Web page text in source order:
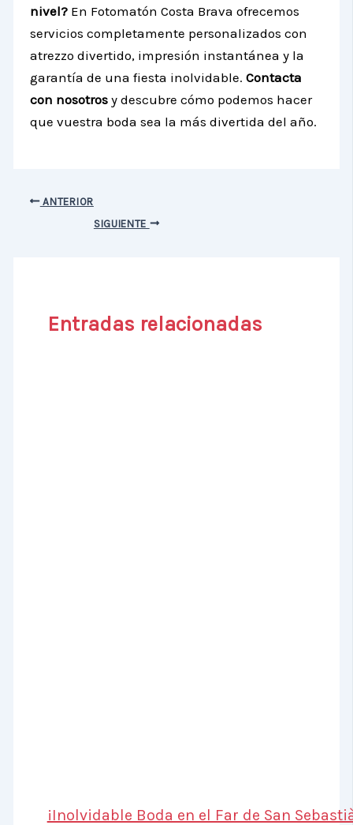
nivel?En Fotomatón Costa Brava ofrecemos
servicios completamente personalizados con
atrezzo divertido, impresión instantánea y la
garantía de una fiesta inolvidable. Contacta
con nosotrosy descubre cómo podemos hacer
que vuestra boda sea la más divertida del año.
ANTERIOR
SIGUIENTE
Entradas relacionadas
¡Inolvidable Boda en el Far de San